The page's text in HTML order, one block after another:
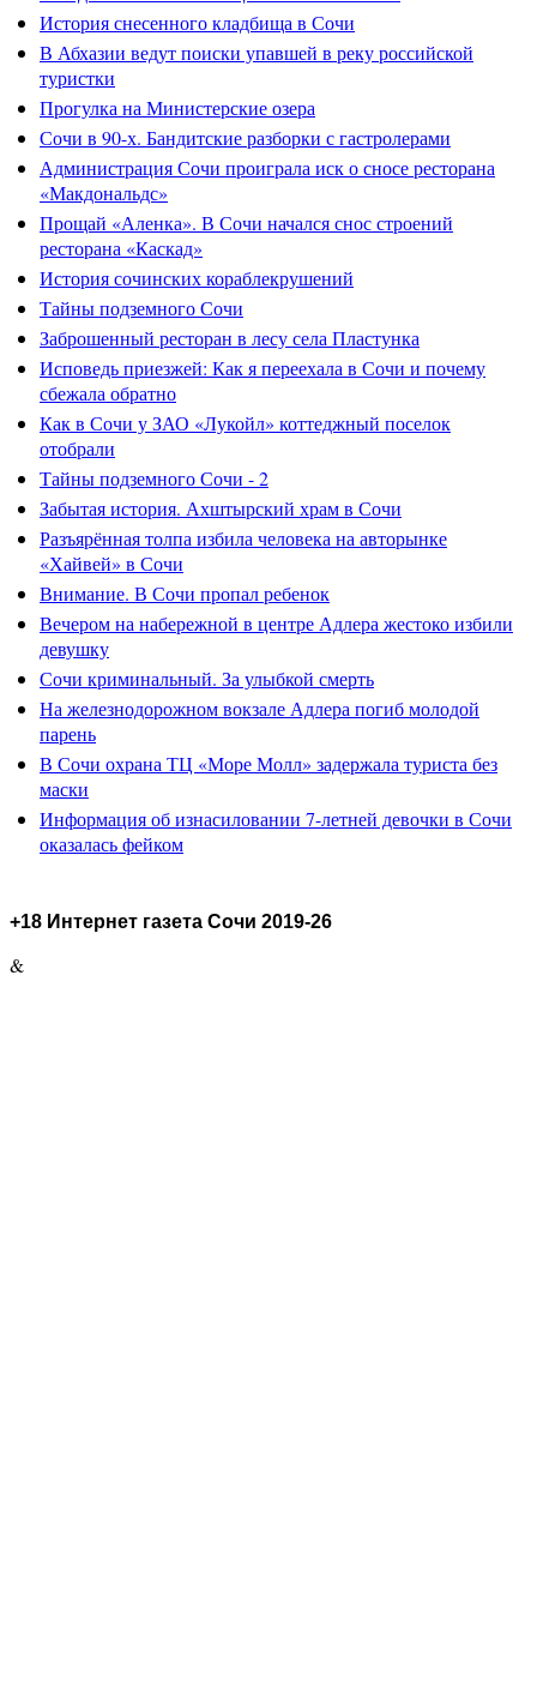
История снесенного кладбища в Сочи
В Абхазии ведут поиски упавшей в реку российской
туристки
Прогулка на Министерские озера
Сочи в 90-х. Бандитские разборки с гастролерами
Администрация Сочи проиграла иск о сносе ресторана
«Макдональдс»
Прощай «Аленка». В Сочи начался снос строений
ресторана «Каскад»
История сочинских кораблекрушений
Тайны подземного Сочи
Заброшенный ресторан в лесу села Пластунка
Исповедь приезжей: Как я переехала в Сочи и почему
сбежала обратно
Как в Сочи у ЗАО «Лукойл» коттеджный поселок
отобрали
Тайны подземного Сочи - 2
Забытая история. Ахштырский храм в Сочи
Разъярённая толпа избила человека на авторынке
«Хайвей» в Сочи
Внимание. В Сочи пропал ребенок
Вечером на набережной в центре Адлера жестоко избили
девушку
Сочи криминальный. За улыбкой смерть
На железнодорожном вокзале Адлера погиб молодой
парень
В Сочи охрана ТЦ «Море Молл» задержала туриста без
маски
Информация об изнасиловании 7-летней девочки в Сочи
оказалась фейком
+18 Интернет газета Сочи 2019-26
&